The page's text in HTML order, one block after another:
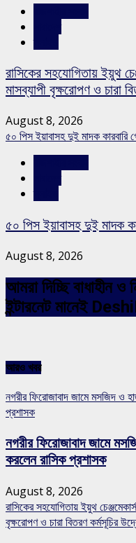
রাসিকের সহযোগিতায় ইয়ুথ
মাসব্যাপী বৃক্ষরোপণ ও চারা
August 8, 2026
৫০ পিস ইয়াবাসহ দুই মাদক কারবারি
৫০ পিস ইয়াবাসহ দুই মাদক
August 8, 2026
আমরা দিচ্ছি বাধাহীন ও
ইন্টারনেট মানেই
আরও খবর
নগরীর ফিরোজাবাদ জামে মসজিদ ও
প্রশাসক
নগরীর ফিরোজাবাদ জামে
করলেন রাসিক প্রশাসক
August 8, 2026
রাসিকের সহযোগিতায় ইয়ুথ
বৃক্ষরোপণ ও চারা বিতরণ কর্মসূচির